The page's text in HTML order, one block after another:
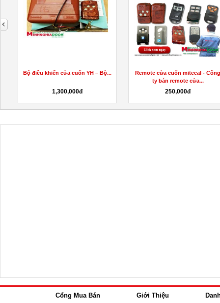
Bộ điều khiển cửa cuốn YH – Bộ...
1,300,000đ
Remote cửa cuốn mitecal -
ty bán remote cửa...
250,000đ
next
Cổng Mua Bán Giới Thiệu